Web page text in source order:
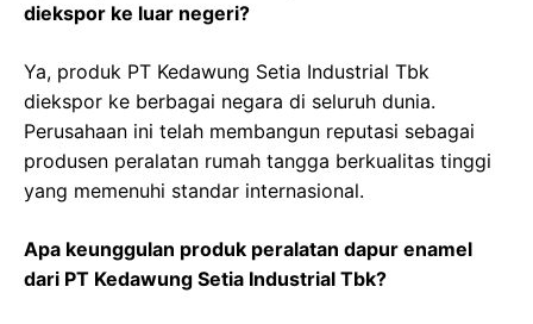
diekspor ke luar negeri?
Ya, produk PT Kedawung Setia Industrial Tbk
diekspor ke berbagai negara di seluruh dunia.
Perusahaan ini telah membangun reputasi sebagai
produsen peralatan rumah tangga berkualitas tinggi
yang memenuhi standar internasional.
Apa keunggulan produk peralatan dapur enamel
dari PT Kedawung Setia Industrial Tbk?